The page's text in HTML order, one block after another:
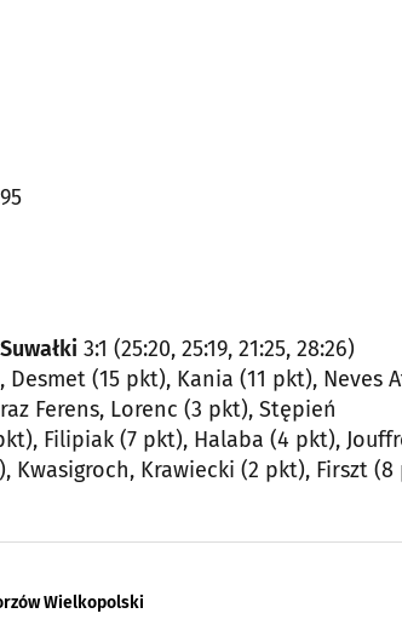
3:1 (25:20, 25:19, 21:25, 28:26)
(15 pkt), Kania (11 pkt), Neves
Ferens, Lorenc (3 pkt), Stępień
Filipiak (7 pkt), Halaba (4 pkt),
Kwasigroch, Krawiecki (2 pkt), Firszt (8
Wielkopolski